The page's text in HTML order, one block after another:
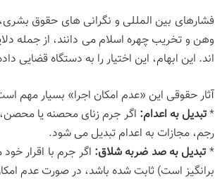
فشارهای بین المللی و نگرانی های حقوق
وهن و تخریب چهره اسلام می دانند، از جمله
اند. این ابهام، این اختیار را به دستگاه
آثار حقوقی این «عدم امکان اجرا» بسیار مهم
*تبدیل به اعدام: اگر جرم زنای محصنه یا
رجم، مجازات به اعدام تبدیل می شود.
*تبدیل به صد ضربه شلاق: اگر جرم با اقرار
برانگیز است) ثابت شده باشد، در صورت عدم